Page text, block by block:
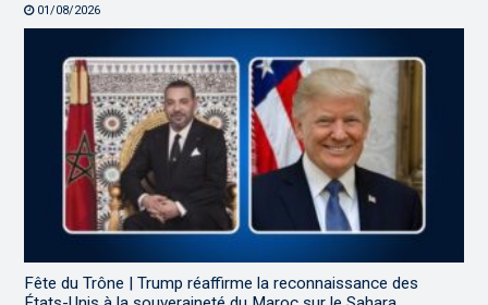
01/08/2026
Fête du Trône | Trump réaffirme la reconnaissance des